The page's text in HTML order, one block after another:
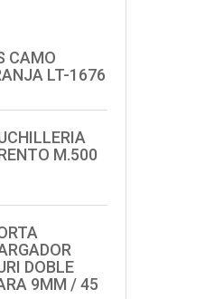
CAMO
LT-1676
M.500
DOBLE
9MM / 45